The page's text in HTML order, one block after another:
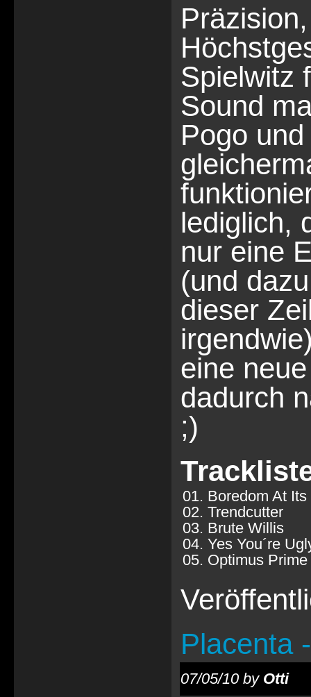
Präzision,
Spielwitz
Sound
Pogo
lediglich,
nur eine
(und
dieser
eine
dadurch
;)
01. Boredom At Its
02. Trendcutter
03. Brute Willis
04. Yes You´re
05. Optimus Prime
Placenta
07/05/10 by Otti